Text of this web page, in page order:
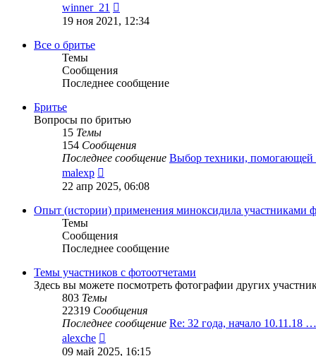
winner_21
19 ноя 2021, 12:34
Все о бритье
Темы
Сообщения
Последнее сообщение
Бритье
Вопросы по бритью
15 Темы
154 Сообщения
Последнее сообщение Выбор техники,
malexp
к
сообщению
22 апр 2025, 06:08
Опыт (истории) применения миноксидила участниками
Темы
Сообщения
Последнее сообщение
Темы участников с фотоотчетами
Здесь вы можете посмотреть фотографии других
803 Темы
22319 Сообщения
Последнее сообщение Re: 32 года, начало 10.11.18 …
alexche
к
09 май 2025, 16:15